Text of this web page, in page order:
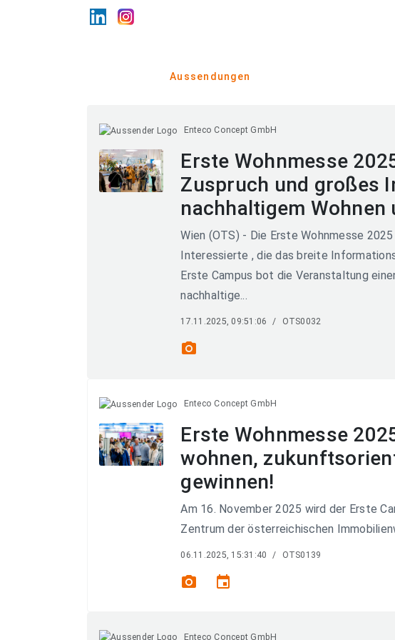
Aussendungen
Enteco Concept GmbH
Erste Wohnmesse
Zuspruch und großes
nachhaltigem Wohnen
Wien (OTS) - Die Erste Wohnmesse
Interessierte , die das breite
Erste Campus bot die Veranstaltung
nachhaltige...
17.11.2025, 09:51:06 / OTS0032
photo_camera
Enteco Concept GmbH
Erste Wohnmesse
wohnen,
gewinnen!
Am 16. November 2025 wird der Erste
Zentrum der österreichischen
06.11.2025, 15:31:40 / OTS0139
photo_camera event
Enteco Concept GmbH